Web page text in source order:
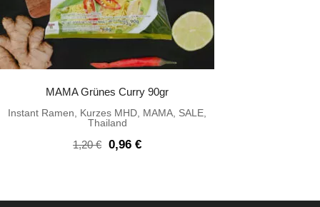
MAMA Grünes Curry 90gr
Instant Ramen Kurzes MHD MAMA SALE
Thailand
1,20€ Ursprünglicher
0,96 €Aktueller